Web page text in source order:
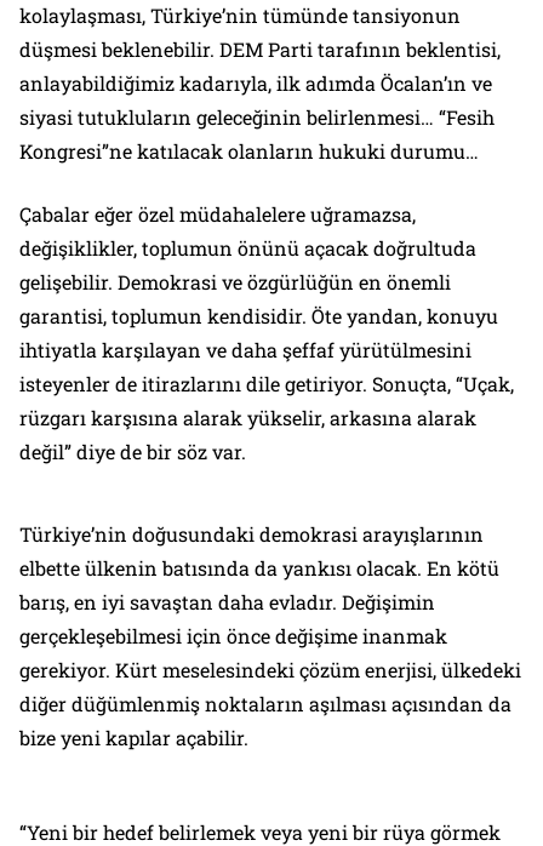
kolaylaşması, Türkiye’nin tümünde tansiyonun
düşmesi beklenebilir. DEM Parti tarafının beklentisi,
anlayabildiğimiz kadarıyla, ilk adımda Öcalan’ın ve
siyasi tutukluların geleceğinin belirlenmesi… “Fesih
Kongresi”ne katılacak olanların hukuki durumu…
Çabalar eğer özel müdahalelere uğramazsa,
değişiklikler, toplumun önünü açacak doğrultuda
gelişebilir. Demokrasi ve özgürlüğün en önemli
garantisi, toplumun kendisidir. Öte yandan, konuyu
ihtiyatla karşılayan ve daha şeffaf yürütülmesini
isteyenler de itirazlarını dile getiriyor. Sonuçta, “Uçak,
rüzgarı karşısına alarak yükselir, arkasına alarak
değil” diye de bir söz var.
Türkiye’nin doğusundaki demokrasi arayışlarının
elbette ülkenin batısında da yankısı olacak. En kötü
barış, en iyi savaştan daha evladır. Değişimin
gerçekleşebilmesi için önce değişime inanmak
gerekiyor. Kürt meselesindeki çözüm enerjisi, ülkedeki
diğer düğümlenmiş noktaların aşılması açısından da
bize yeni kapılar açabilir.
“Yeni bir hedef belirlemek veya yeni bir rüya görmek